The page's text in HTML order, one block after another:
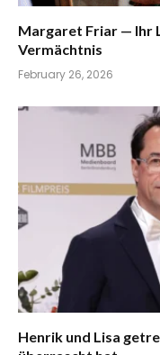
Margaret Friar — Ihr
Vermächtnis
February 26, 2026
Henrik und Lisa